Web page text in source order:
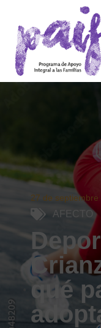
27 de septiembre
AFECTO
qué